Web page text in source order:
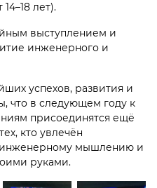
лет).
выступлением и
инженерного и
успехов, развития и
что в следующем году к
присоединятся ещё
кто увлечён
инженерному мышлению и
руками.